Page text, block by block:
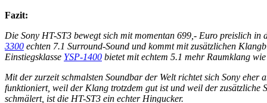
Fazit:
Die Sony HT-ST3 bewegt sich mit momentan 699,- Euro preislich
3300 echten 7.1 Surround-Sound und kommt mit zusätzlichen
Einstiegsklasse YSP-1400 bietet mit echtem 5.1 mehr Raumklang
Mit der zurzeit schmalsten Soundbar der Welt richtet sich Sony eher
funktioniert, weil der Klang trotzdem gut ist und weil der zusätzliche
schmälert, ist die HT-ST3 ein echter Hingucker.